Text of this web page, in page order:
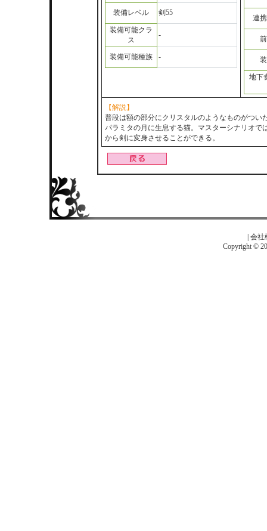
装備レベル 剣55
装備可能クラ
ス
-
装備可能種族 -
連
地下
【解説】
普段は額の部分にクリスタルのようなものがつい
パラミタの月に生息する猫。マスターシナリオで
から剣に変身させることができる。
会社
Copyright ©